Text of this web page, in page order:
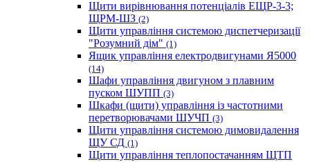
Щити вирівнювання потенціалів ЕЩР-3-3;
ЩРМ-ШЗ (2)
Щити управління системою диспетчеризації
"Розумний дім" (1)
Ящик управління електродвигунами Я5000
(14)
Шафи управління двигуном з плавним
пуском ШУПП (3)
Шкафи (щити) управління із частотними
перетворювачами ШУЧП (3)
Щити управління системою димовидалення
ЩУ СД (1)
Щити управління теплопостачанням ЩТП